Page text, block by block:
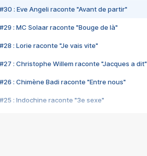
#30 : Eve Angeli raconte "Avant de partir"
#29 : MC Solaar raconte "Bouge de là"
#28 : Lorie raconte "Je vais vite"
#27 : Christophe Willem raconte "Jacques a dit"
#26 : Chimène Badi raconte "Entre nous"
#25 : Indochine raconte "3e sexe"